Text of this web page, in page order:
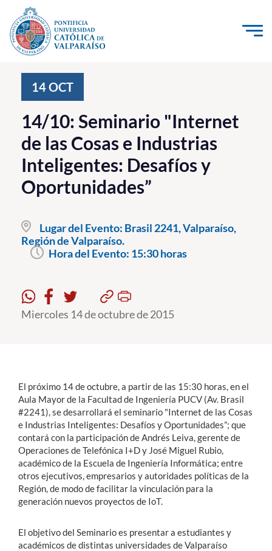
Click acá para ir directamente al contenido
Investigación, Creación e Innovación
PUCV Internacional
Vinculación con el Medio
Admisión
Pregrado
Postgrado
Estudiantes
English
14OCT
14/10: Seminario "Internet
de las Cosas e Industrias
Inteligentes: Desafíos y
Oportunidades”
Lugar del Evento: Brasil 2241, Valparaíso,
Región de Valparaíso.
Hora del Evento: 15:30 horas
Miercoles 14 de octubre de 2015
El próximo 14 de octubre, a partir de las 15:30 horas, en el
Aula Mayor de la Facultad de Ingeniería PUCV (Av. Brasil
#2241), se desarrollará el seminario "Internet de las Cosas
e Industrias Inteligentes: Desafíos y Oportunidades”; que
contará con la participación de Andrés Leiva, gerente de
Operaciones de Telefónica I+D y José Miguel Rubio,
académico de la Escuela de Ingeniería Informática; entre
otros ejecutivos, empresarios y autoridades políticas de la
Región, de modo de facilitar la vinculación para la
generación nuevos proyectos de IoT.
El objetivo del Seminario es presentar a estudiantes y
académicos de distintas universidades de Valparaíso